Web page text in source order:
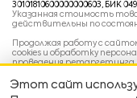
30101810600000000603, БИК
Указанная стоимость
действительны по
Продолжая работу с
cookies и обработку
проведения
ваших предпочтений и
Политика
Этот сайт